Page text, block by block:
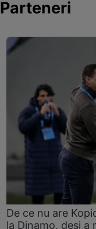
Parteneri
De ce nu are
la Dinamo, deși a